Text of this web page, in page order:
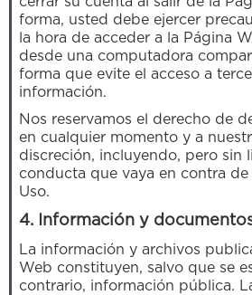
forma, usted debe ejercer
la hora de acceder a la Página
desde una computadora
forma que evite el acceso a
información.
Nos reservamos el derecho de
en cualquier momento y a
discreción, incluyendo, pero sin
conducta que vaya en contra
Uso.
4. Información y
La información y archivos
Web constituyen, salvo que se
contrario, información pública.